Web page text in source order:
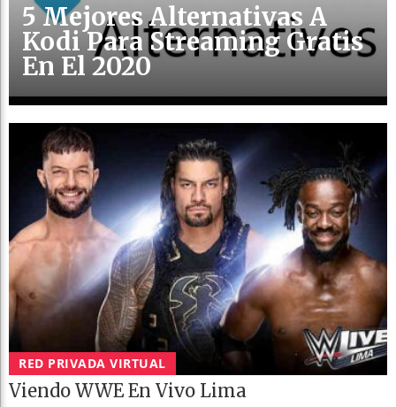
5 Mejores Alternativas A
Kodi Para Streaming Gratis
En El 2020
RED PRIVADA VIRTUAL
Viendo WWE En Vivo Lima